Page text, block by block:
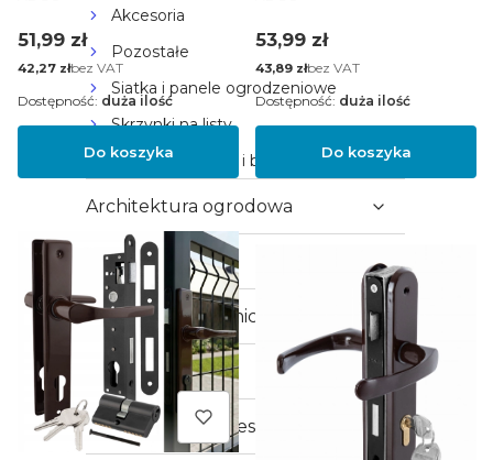
Akcesoria
Pozostałe
Siatka i panele ogrodzeniowe
Skrzynki na listy
Klamki do furtek i bram
Architektura ogrodowa
Nawadnianie
Narzędzia ogrodnicze
Motoryzacja
Kompresory i akcesoria
WKŁADKA 30/30
Cena
51,99 zł
Cena
42,27 złbez VAT
Do koszyka
Dostępność: duża ilość
Cena
53,99 zł
Cena
43,89 złbez VAT
Do koszyka
Dostępność: duża ilość